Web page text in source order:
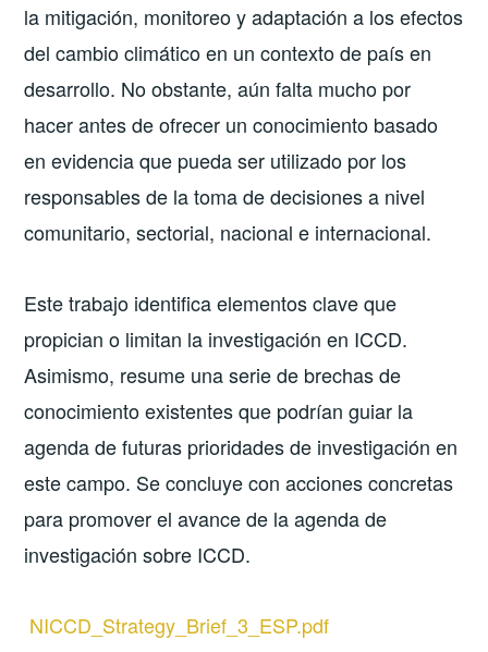
la mitigación, monitoreo y adaptación a los efectos
del cambio climático en un contexto de país en
desarrollo. No obstante, aún falta mucho por
hacer antes de ofrecer un conocimiento basado
en evidencia que pueda ser utilizado por los
responsables de la toma de decisiones a nivel
comunitario, sectorial, nacional e internacional.
Este trabajo identifica elementos clave que
propician o limitan la investigación en ICCD.
Asimismo, resume una serie de brechas de
conocimiento existentes que podrían guiar la
agenda de futuras prioridades de investigación en
este campo. Se concluye con acciones concretas
para promover el avance de la agenda de
investigación sobre ICCD.
NICCD_Strategy_Brief_3_ESP.pdf